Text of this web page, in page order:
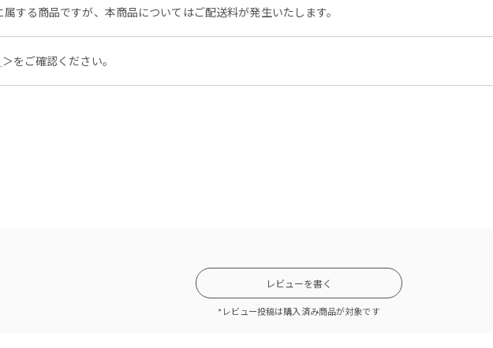
する商品ですが、本商品についてはご配送料が発生いたします。
＞をご確認ください。
レビューを書く
*レビュー投稿は購入済み商品が対象です